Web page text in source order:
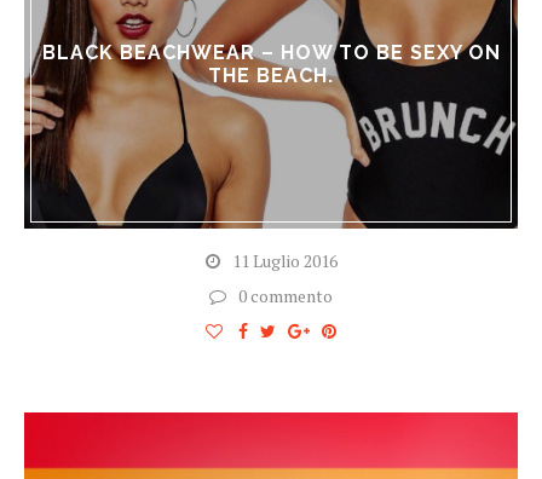
BLACK BEACHWEAR – HOW TO BE SEXY ON
THE BEACH.
11 Luglio 2016
0 commento